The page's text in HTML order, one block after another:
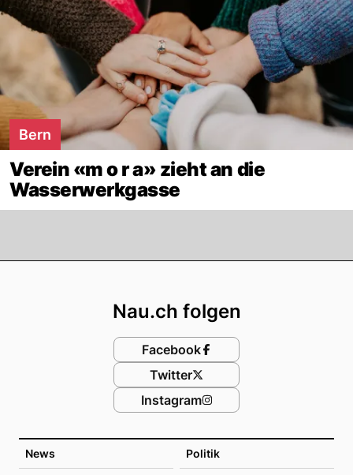
Bern
Verein «m o r a» zieht an die
Wasserwerkgasse
News Politik
Nau.ch folgen
Facebook
Twitter
Instagram